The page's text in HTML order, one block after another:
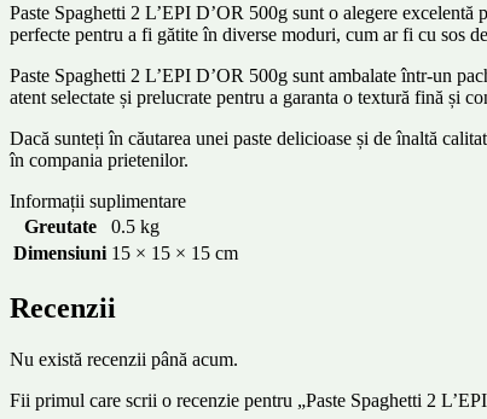
Paste Spaghetti 2 L’EPI D’OR 500g sunt o alegere
perfecte pentru a fi gătite în diverse moduri, cum ar fi cu sos
Paste Spaghetti 2 L’EPI D’OR 500g sunt ambalate într-un
atent selectate și prelucrate pentru a garanta o textură fină și
Dacă sunteți în căutarea unei paste delicioase și de înaltă
în compania prietenilor.
Informații suplimentare
Greutate
0.5 kg
Dimensiuni 15 × 15 × 15 cm
Recenzii
Nu există recenzii până acum.
Fii primul care scrii o recenzie pentru „Paste Spaghetti 2